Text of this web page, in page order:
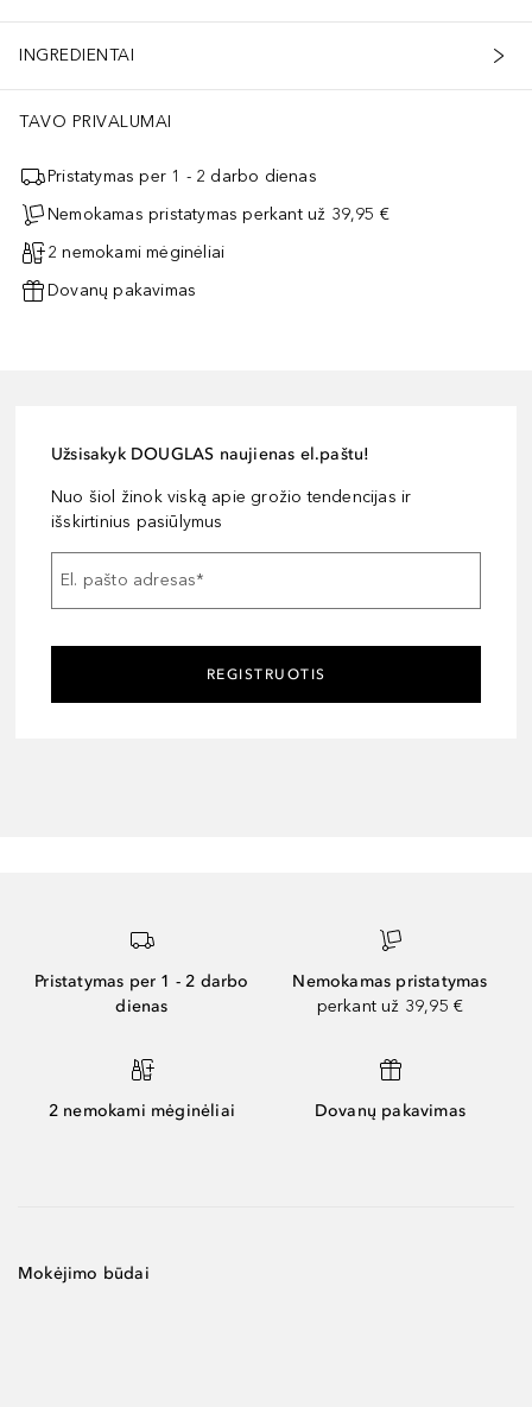
INGREDIENTAI
TAVO PRIVALUMAI
Pristatymas per 1 - 2 darbo dienas
Nemokamas pristatymas perkant už 39,95 €
2 nemokami mėginėliai
Dovanų pakavimas
Užsisakyk DOUGLAS naujienas el.paštu!
Nuo šiol žinok viską apie grožio tendencijas ir
išskirtinius pasiūlymus
El. pašto adresas*
REGISTRUOTIS
Pristatymas per 1 - 2 darbo
dienas
Nemokamas pristatymas
perkant už 39,95 €
2 nemokami mėginėliai Dovanų pakavimas
Mokėjimo būdai